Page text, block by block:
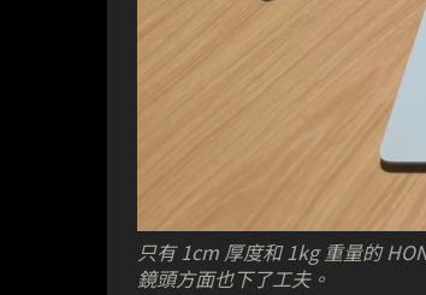
只有 1cm 厚度和 1kg 重量的
鏡頭方面也下了工夫。